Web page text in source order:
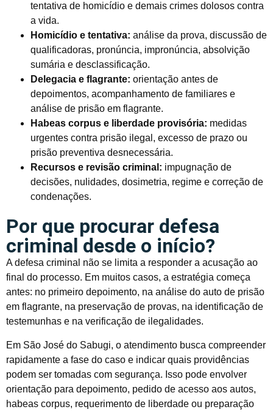
tentativa de homicídio e demais crimes dolosos contra
a vida.
Homicídio e tentativa: análise da prova, discussão de
qualificadoras, pronúncia, impronúncia, absolvição
sumária e desclassificação.
Delegacia e flagrante: orientação antes de
depoimentos, acompanhamento de familiares e
análise de prisão em flagrante.
Habeas corpus e liberdade provisória: medidas
urgentes contra prisão ilegal, excesso de prazo ou
prisão preventiva desnecessária.
Recursos e revisão criminal: impugnação de
decisões, nulidades, dosimetria, regime e correção de
condenações.
Por que procurar defesa
criminal desde o início?
A defesa criminal não se limita a responder a acusação ao
final do processo. Em muitos casos, a estratégia começa
antes: no primeiro depoimento, na análise do auto de prisão
em flagrante, na preservação de provas, na identificação de
testemunhas e na verificação de ilegalidades.
Em São José do Sabugi, o atendimento busca compreender
rapidamente a fase do caso e indicar quais providências
podem ser tomadas com segurança. Isso pode envolver
orientação para depoimento, pedido de acesso aos autos,
habeas corpus, requerimento de liberdade ou preparação